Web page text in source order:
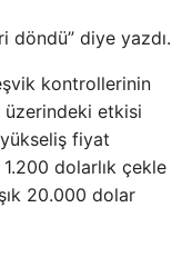
döndü” diye yazdı.
kontrollerinin
üzerindeki etkisi
fiyat
dolarlık çekle
20.000 dolar